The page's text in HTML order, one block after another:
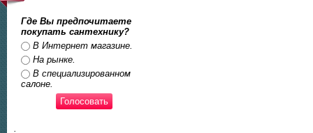
Где Вы предпочитаете
покупать сантехнику?
Ответы
В Интернет магазине.
На рынке.
В специализированном
салоне.